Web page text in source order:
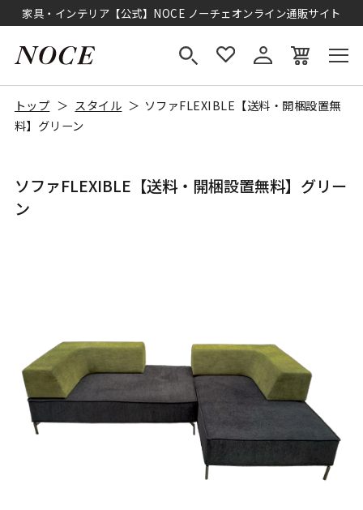
家具・インテリア【公式】NOCE ノーチェオンライン通販サイト
トップ スタイル
ソファFLEXIBLE【送料・開梱設置無
料】グリーン
ソファFLEXIBLE【送料・開梱設置無料】グリー
ン